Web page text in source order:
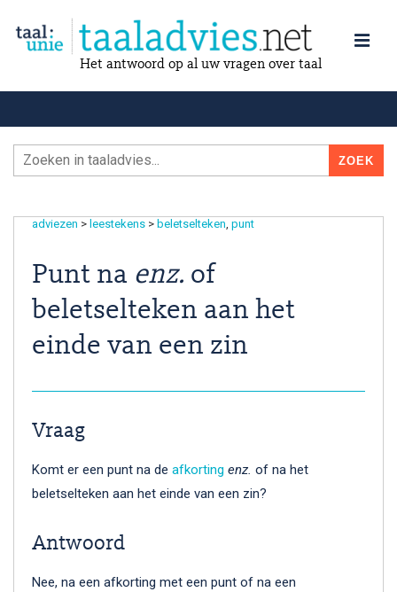
Het antwoord op al uw vragen over taal
adviezen > leestekens > beletselteken punt
Punt na enz. of
beletselteken aan het
einde van een zin
Vraag
Komt er een punt na de afkorting enz. of na het
beletselteken aan het einde van een zin?
Antwoord
Nee, na een afkorting met een punt of na een